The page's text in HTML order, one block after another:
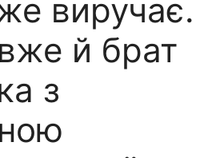
виручає.
й брат
з